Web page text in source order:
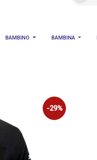
BAMBINO BAMBINA
-29%